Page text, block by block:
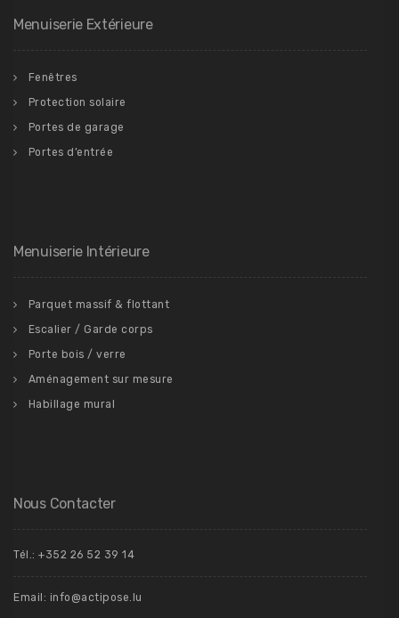
Menuiserie Extérieure
Fenêtres
Protection solaire
Portes de garage
Portes d’entrée
Menuiserie Intérieure
Parquet massif & flottant
Escalier / Garde corps
Porte bois / verre
Aménagement sur mesure
Habillage mural
Nous Contacter
Tél.: +352 26 52 39 14
Email: info@actipose.lu